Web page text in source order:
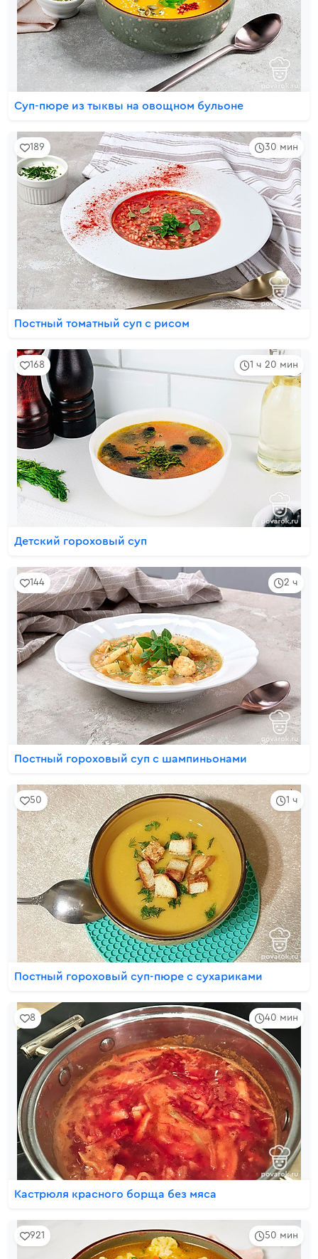
Суп-пюре из тыквы на овощном бульоне
30 мин
189
Постный томатный суп с рисом
1 ч 20 мин
168
Детский гороховый суп
2 ч
144
Постный гороховый суп с шампиньонами
1 ч
50
Постный гороховый суп-пюре с сухариками
40 мин
8
Кастрюля красного борща без мяса
50 мин
921